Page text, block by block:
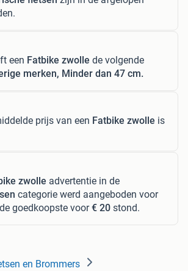
een Fatbike zwolle de volgende
merken, Minder dan 47 cm.
prijs van een Fatbike zwolle is
zwolle advertentie in de
categorie werd aangeboden voor
goedkoopste voor€ 20 stond.
en Brommers